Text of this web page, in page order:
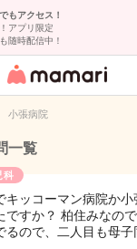
もアクセス！
アプリ限定
随時配信中！
女性専用匿名QA
イト
小張病院
一覧
科
キッコーマン病院か
ですか？ 柏住みなの
るので、二人目も母子